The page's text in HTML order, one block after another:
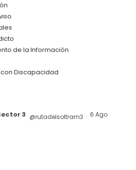
de la Información
Discapacidad
3 @rutadelsoltram3 · 6 Ago